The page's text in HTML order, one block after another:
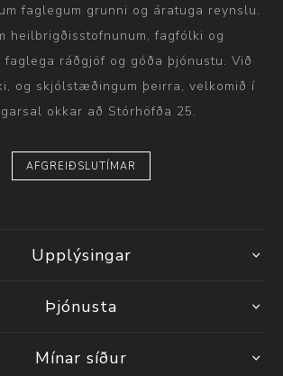
faglegum grunni og áratuga reynslu.
heilbrigðisstofnunum, fagfólki og
faglega ráðgjöf og góða þjónustu. Við
og skjólstæðingum þeirra, velkomið í
okkar að Stórhöfða 25.
AFGREIÐSLUTÍMAR
Upplýsingar
Þjónusta
Mínar síður